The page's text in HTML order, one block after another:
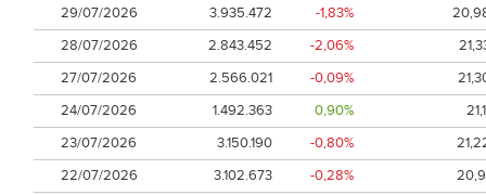
29/07/2026
3.935.472 -1,83%
28/07/2026
2.843.452 -2,06%
27/07/2026
2.566.021 -0,09%
24/07/2026
1.492.363 0,90%
23/07/2026
3.150.190 -0,80%
22/07/2026
3.102.673 -0,28%